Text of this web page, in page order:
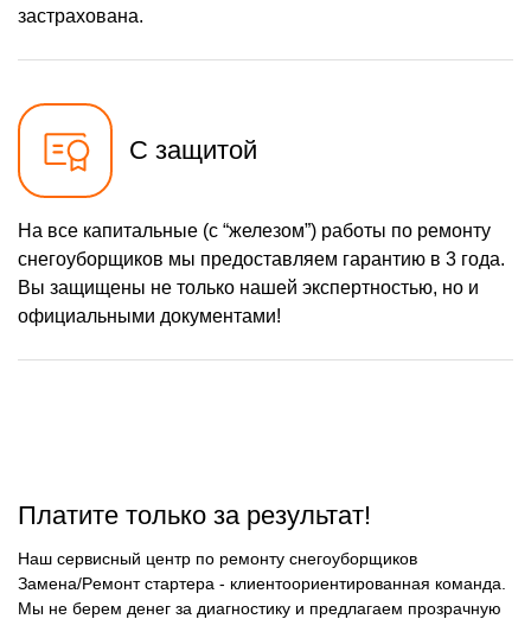
Ремонт фрикционного
Ремонт редуктора
Замена катушки
зажигания
Замена глушителя Заказать
Замена подшипников
1100 р
застрахована.
С защитой
На все капитальные (с “железом”) работы по ремонту
снегоуборщиков мы предоставляем гарантию в 3 года.
Вы защищены не только нашей экспертностью, но и
официальными документами!
Платите только за результат!
Наш сервисный центр по ремонту снегоуборщиков
Замена/Pемонт стартера - клиентоориентированная команда.
Мы не берем денег за диагностику и предлагаем прозрачную